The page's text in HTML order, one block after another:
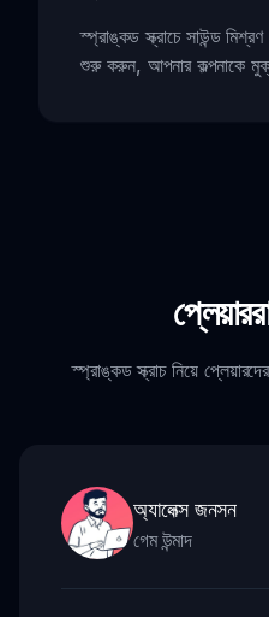
স্প্রাঙ্কড স্ক্রাচে সাউন্ড
শুরু করুন, আপনার কল্পনাকে
স্প্রাঙ্কড স্ক্রাচ নিয়ে
অ্যালেক্স জনসন
গেম উন্মাদ